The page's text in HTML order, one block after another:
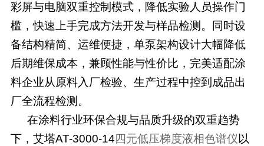
彩屏与电脑双重控制模式，降低实验人员操作门
槛，快速上手完成方法开发与样品检测。同时设
备结构精简、运维便捷，单泵架构设计大幅降低
后期维保成本，兼顾性能与性价比，完美适配涂
料企业从原料入厂检验、生产过程中控到成品出
厂全流程检测。
在涂料行业环保合规与品质升级的双重趋势
下，艾塔AT-3000-14四元低压梯度液相色谱仪以